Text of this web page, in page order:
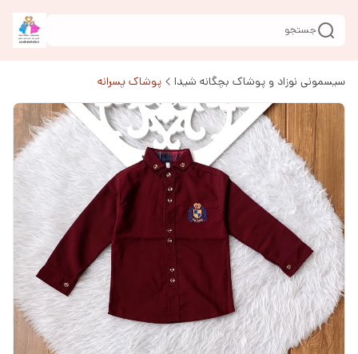
جستجو
سیسمونی نوزاد و پوشاک بچگانه شیدا پوشاک پسرانه